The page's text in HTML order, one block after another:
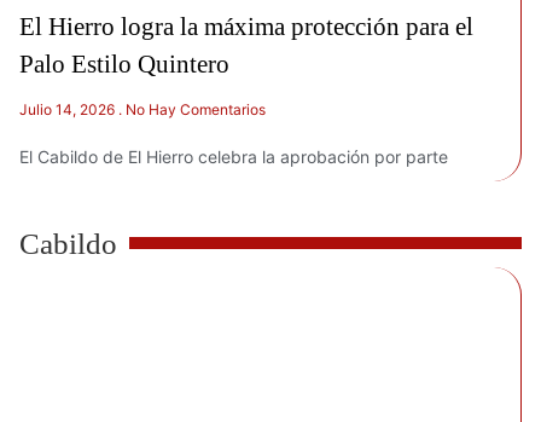
El Hierro logra la máxima protección para el
Palo Estilo Quintero
Julio 14, 2026 No Hay Comentarios
El Cabildo de El Hierro celebra la aprobación por parte
Cabildo